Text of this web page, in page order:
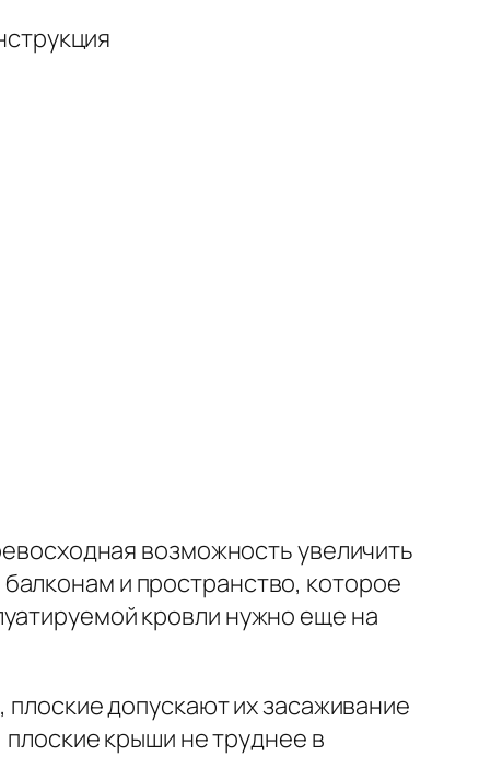
возможность увеличить
и пространство, которое
кровли нужно еще на
допускают их засаживание
крыши не труднее в